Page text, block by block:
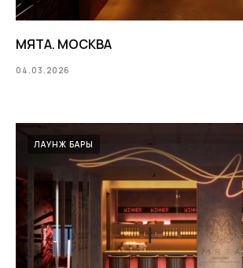
МЯТА. МОСКВА
04.03.2026
ЛАУНЖ БАРЫ